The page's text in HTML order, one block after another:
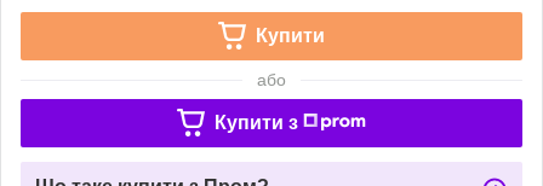
Купити
або
Купити з